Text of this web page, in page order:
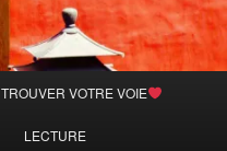
TROUVER VOTRE VOIE
LECTURE